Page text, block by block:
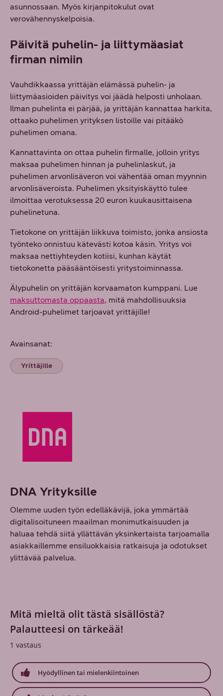
asunnossaan. Myös kirjanpitokulut ovat
verovähennyskelpoisia.
Päivitä puhelin- ja liittymäasiat
firman nimiin
Vauhdikkaassa yrittäjän elämässä puhelin- ja
liittymäasioiden päivitys voi jäädä helposti unholaan.
Ilman puhelinta ei pärjää, ja yrittäjän kannattaa harkita,
ottaako puhelimen yrityksen listoille vai pitääkö
puhelimen omana.
Kannattavinta on ottaa puhelin firmalle, jolloin yritys
maksaa puhelimen hinnan ja puhelinlaskut, ja
puhelimen arvonlisäveron voi vähentää oman myynnin
arvonlisäveroista. Puhelimen yksityiskäyttö tulee
ilmoittaa verotuksessa 20 euron kuukausittaisena
puhelinetuna.
Tietokone on yrittäjän liikkuva toimisto, jonka ansiosta
työnteko onnistuu kätevästi kotoa käsin. Yritys voi
maksaa nettiyhteyden kotiisi, kunhan käytät
tietokonetta pääsääntöisesti yritystoiminnassa.
Älypuhelin on yrittäjän korvaamaton kumppani. Lue
maksuttomasta oppaasta, mitä mahdollisuuksia
Android-puhelimet tarjoavat yrittäjille!
Avainsanat:
Yrittäjille
DNA Yrityksille
Olemme uuden työn edelläkävijä, joka ymmärtää
digitalisoituneen maailman monimutkaisuuden ja
haluaa tehdä siitä yllättävän yksinkertaista tarjoamalla
asiakkaillemme ensiluokkaisia ratkaisuja ja odotukset
ylittävää palvelua.
Mitä mieltä olit tästä sisällöstä?
Palautteesi on tärkeää!
1 vastaus
Hyödyllinen tai mielenkiintoinen